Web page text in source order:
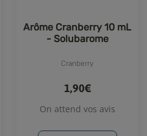
Arôme Cranberry 10 mL
- Solubarome
Cranberry
1,90€
On attend vos avis